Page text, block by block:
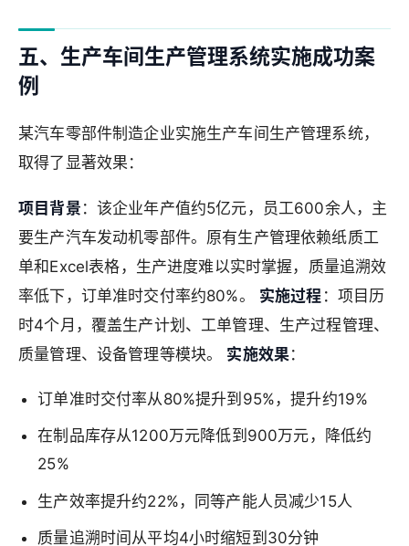
五、生产车间生产管理系统实施成功案
例
某汽车零部件制造企业实施生产车间生产管理系统，
取得了显著效果：
项目背景 ：该企业年产值约5亿元，员工600余人，主
要生产汽车发动机零部件。原有生产管理依赖纸质工
单和Excel表格，生产进度难以实时掌握，质量追溯效
率低下，订单准时交付率约80%。 实施过程 ：项目历
时4个月，覆盖生产计划、工单管理、生产过程管理、
质量管理、设备管理等模块。 实施效果：
订单准时交付率从80%提升到95%，提升约19%
在制品库存从1200万元降低到900万元，降低约
25%
生产效率提升约22%，同等产能人员减少15人
质量追溯时间从平均4小时缩短到30分钟